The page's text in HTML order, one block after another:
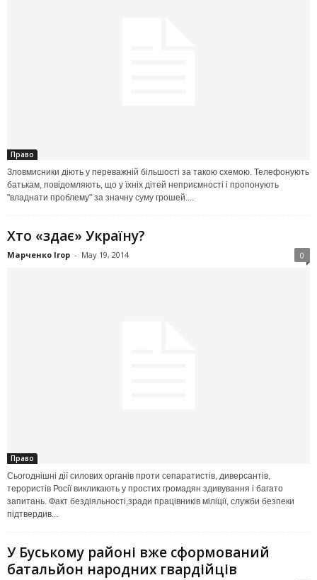
Право
Зловмисники діють у переважній більшості за такою схемою. Телефонують
батькам, повідомляють, що у їхніх дітей неприємності і пропонують
"владнати проблему" за значну суму грошей....
Хто «здає» Україну?
Марченко Ігор - May 19, 2014 0
Право
Сьогоднішні дії силових органів проти сепаратистів, диверсантів,
терористів Росії викликають у простих громадян здивування і багато
запитань. Факт бездіяльності,зради працівників міліції, служби безпеки
підтвердив...
У Буському районі вже сформований
батальйон народних гвардійців